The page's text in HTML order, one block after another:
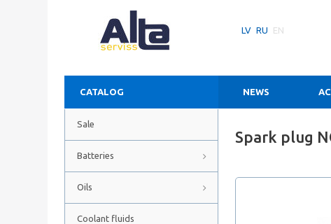
LV RU EN
CATALOG NEWS
Sale
Batteries
Oils
Coolant fluids
Spark plug